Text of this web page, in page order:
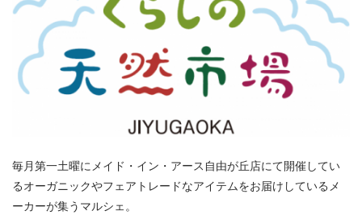
毎月第一土曜にメイド・イン・アース自由が丘店にて開催してい
るオーガニックやフェアトレードなアイテムをお届けしているメ
ーカーが集うマルシェ。